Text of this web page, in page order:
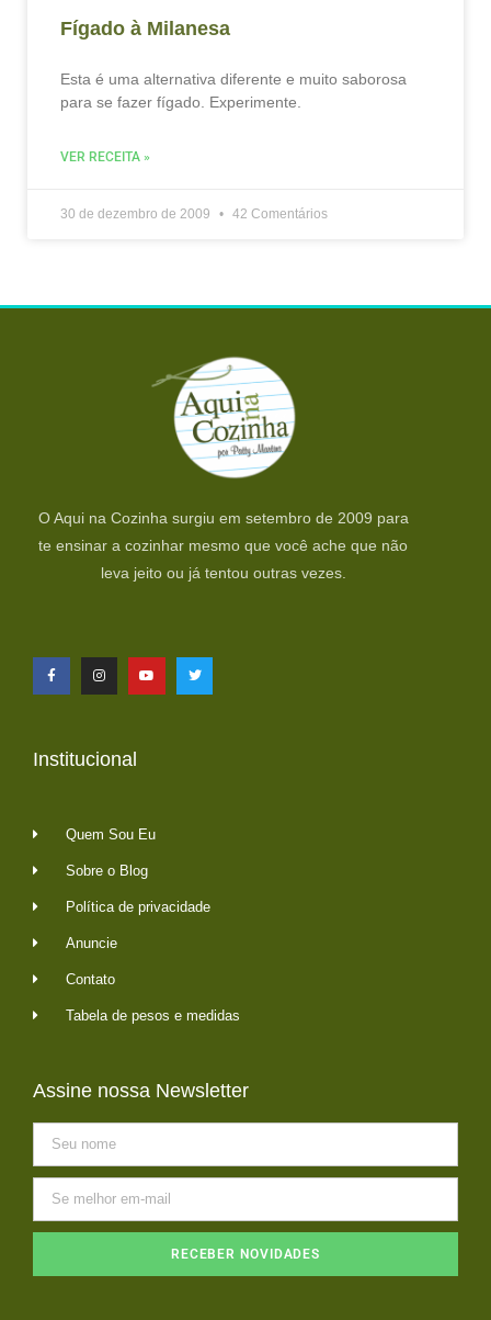
Fígado à Milanesa
Esta é uma alternativa diferente e muito saborosa
para se fazer fígado. Experimente.
VER RECEITA »
30 de dezembro de 2009 42 Comentários
O Aqui na Cozinha surgiu em setembro de 2009 para
te ensinar a cozinhar mesmo que você ache que não
leva jeito ou já tentou outras vezes.
Institucional
Quem Sou Eu
Sobre o Blog
Política de privacidade
Anuncie
Contato
Tabela de pesos e medidas
Assine nossa Newsletter
RECEBER NOVIDADES